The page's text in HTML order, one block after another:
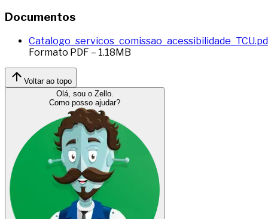
Documentos
Formato PDF – 1.18MB
Voltar ao topo
Olá, sou o Zello.
Como posso ajudar?